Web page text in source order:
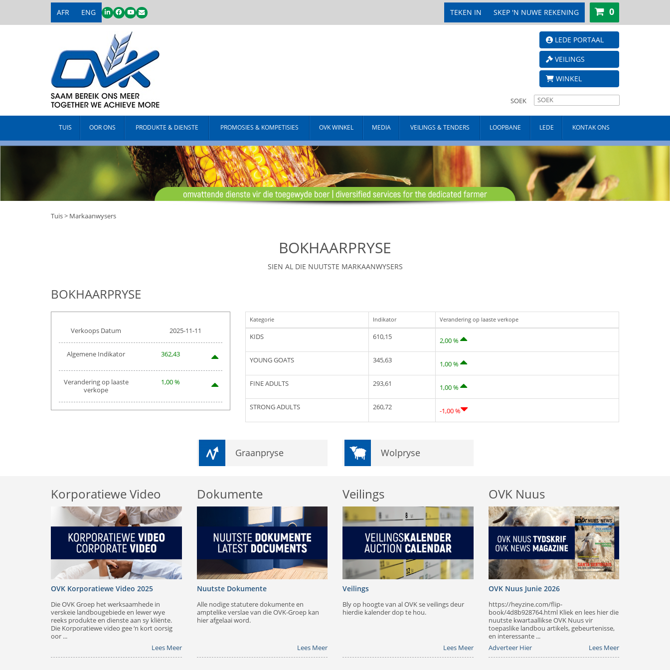
AFR ENG TEKEN IN SKEP 'N NUWE REKENING 0
LEDE PORTAAL
VEILINGS
WINKEL
SOEK
TUIS OOR ONS PRODUKTE & DIENSTE PROMOSIES & KOMPETISIES OVK WINKEL MEDIA VEILINGS & TENDERS LOOPBANE LEDE KONTAK ONS
Tuis> Markaanwysers
BOKHAARPRYSE
SIEN AL DIE NUUTSTE MARKAANWYSERS
BOKHAARPRYSE
Verkoops Datum 2025-11-11
Algemene Indikator 362,43
Verandering op laaste
verkope
1,00 %
Kategorie Indikator Verandering op laaste verkope
KIDS 610,15 2,00 %
YOUNG GOATS 345,63 1,00 %
FINE ADULTS 293,61 1,00 %
STRONG ADULTS 260,72 -1,00 %
Graanpryse Wolpryse
Korporatiewe Video
OVK Korporatiewe Video 2025
Die OVK Groep het werksaamhede in
verskeie landbougebiede en lewer wye
reeks produkte en dienste aan sy kliënte.
Die Korporatiewe video gee ‘n kort oorsig
oor ...
Lees Meer
Dokumente
Nuutste Dokumente
Alle nodige statutere dokumente en
amptelike verslae van die OVK-Groep kan
hier afgelaai word.
Lees Meer
Veilings
Veilings
Bly op hoogte van al OVK se veilings deur
hierdie kalender dop te hou.
Lees Meer
OVK Nuus
OVK Nuus Junie 2026
https://heyzine.com/flip-
book/4d8b928764.html Kliek en lees hier die
nuutste kwartaallikse OVK Nuus vir
toepaslike landbou artikels, gebeurtenisse,
en interessante ...
Adverteer Hier
Lees Meer